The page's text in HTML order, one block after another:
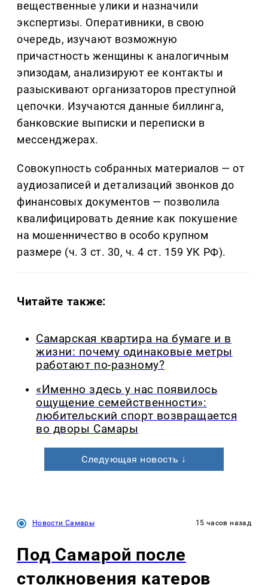
вещественные улики и назначили
экспертизы. Оперативники, в свою
очередь, изучают возможную
причастность женщины к аналогичным
эпизодам, анализируют ее контакты и
разыскивают организаторов преступной
цепочки. Изучаются данные биллинга,
банковские выписки и переписки в
мессенджерах.
Совокупность собранных материалов — от
аудиозаписей и детализаций звонков до
финансовых документов — позволила
квалифицировать деяние как покушение
на мошенничество в особо крупном
размере (ч. 3 ст. 30, ч. 4 ст. 159 УК РФ).
Читайте также:
Самарская квартира на бумаге и в
жизни: почему одинаковые метры
работают по-разному?
«Именно здесь у нас появилось
ощущение семейственности»:
любительский спорт возвращается
во дворы Самары
Следующая новость ↓
Новости Самары 15 часов назад
Под Самарой после
столкновения катеров